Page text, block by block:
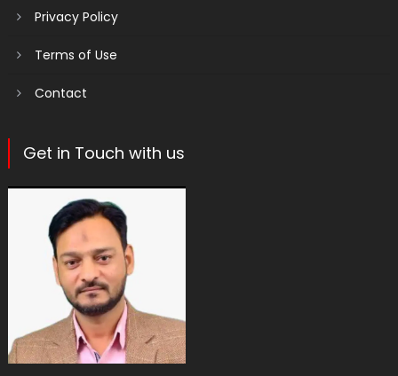
Privacy Policy
Terms of Use
Contact
Get in Touch with us